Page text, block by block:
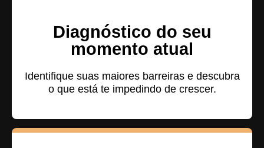
Diagnóstico do seu
momento atual
Identifique suas maiores barreiras e descubra
o que está te impedindo de crescer.